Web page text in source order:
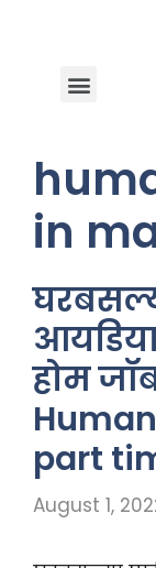
in
होम
part
August 1,